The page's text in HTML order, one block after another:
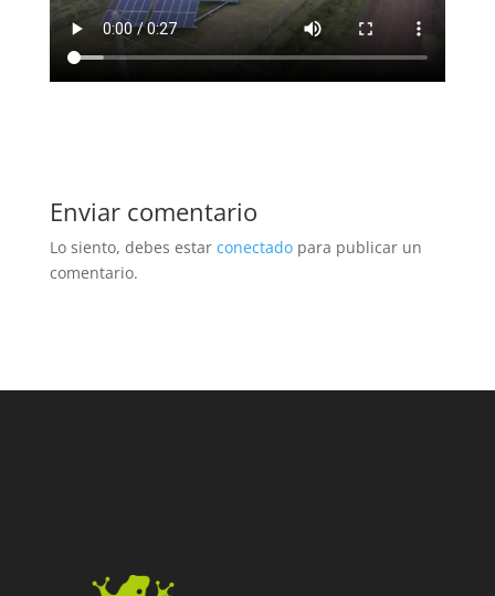
Enviar comentario
Lo siento, debes estar conectadopara publicar un
comentario.